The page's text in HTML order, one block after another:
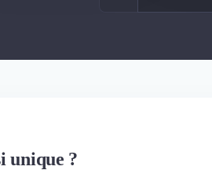
unique ?